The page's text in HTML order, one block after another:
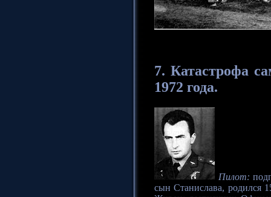
7.Катастрофа
1972 года.
Пилот:
сын Станислава, родился